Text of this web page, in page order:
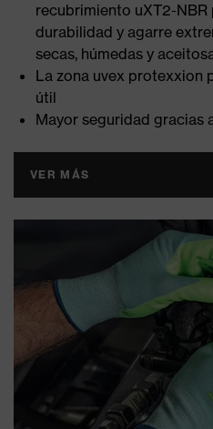
recubrimiento uXT2-
durabilidad y agarre
secas, húmedas y
La zona uvex protexxion
útil
Mayor seguridad gracias
VER MÁS